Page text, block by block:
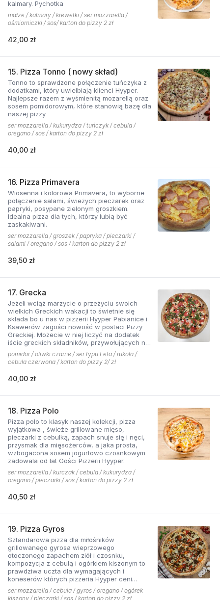
kalmary. Pychotka
małże / kalmary / krewetki / ser mozzarella /
ośmiorniczki / sos/ karton do pizzy 2 zł
42,00 zł
15. Pizza Tonno ( nowy skład)
Tonno to sprawdzone połączenie tuńczyka z
dodatkami, który uwielbiają klienci Hyyper.
Najlepsze razem z wyśmienitą mozarellą oraz
sosem pomidorowym, które stanowią bazę dla
naszej pizzy
ser mozzarella / kukurydza / tuńczyk / cebula /
oregano / sos / karton do pizzy 2 zł
40,00 zł
16. Pizza Primavera
Wiosenna i kolorowa Primavera, to wyborne
połączenie salami, świeżych pieczarek oraz
papryki, posypane zielonym groszkiem.
Idealna pizza dla tych, którzy lubią być
zaskakiwani.
ser mozzarella / groszek / papryka / pieczarki /
salami / oregano / sos / karton do pizzy 2 zł
39,50 zł
17. Grecka
Jeżeli wciąż marzycie o przeżyciu swoich
wielkich Greckich wakacji to świetnie się
składa bo u nas w pizzerii Hyyper Pabianice i
Ksawerów zagości nowość w postaci Pizzy
Greckiej. Możecie w niej liczyć na dodatek
iście greckich składników, przywołujących na
myśl piaszczyste plaże i ciepły klimat - ser
typu feta, którego oryginalny smak doskonale
współgra z przypieczoną czerwoną cebulką,
wyjątkowo greckiego charakteru. Jest to pizza
nie boją się poznawać nowych połączeń.
pomidor / oliwki czarne / ser typu Feta / rukola /
cebula czerwona / karton do pizzy 2/ zł
40,00 zł
18. Pizza Polo
Pizza polo to klasyk naszej kolekcji, pizza
wyjątkowa , świeże grillowane mięso,
pieczarki z cebulką, zapach snuje się i nęci,
przysmak dla mięsożerców, a jaka prosta,
wzbogacona sosem jogurtowo czosnkowym
zadowala od lat Gości Pizzerii Hyyper.
ser mozzarella / kurczak / cebula / kukurydza /
oregano / pieczarki / sos / karton do pizzy 2 zł
40,50 zł
19. Pizza Gyros
Sztandarowa pizza dla miłośników
grillowanego gyrosa wieprzowego
otoczonego zapachem ziół i czosnku,
kompozycja z cebulą i ogórkiem kiszonym to
prawdziwa uczta dla wymagających i
koneserów których pizzeria Hyyper ceni
najbardziej. . Chodzą słuchy, że gyros Hyyper
jest najlepszy w mieście
ser mozzarella / cebula / gyros / oregano / ogórek
kiszony / pieczarki / sos / karton do pizzy 2 zł